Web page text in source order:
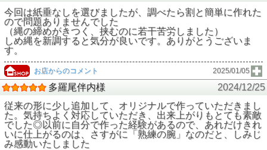
今回は紙垂なしを選びましたが、調べたら割と簡単に作れた
ので問題ありませんでした
（縄の締めがきつく、挟むのに若干苦労しました）
しめ縄を新調すると気分が良いです。ありがとうございま
す。
お店からのコメント 2025/01/05
多羅尾伴内様
2024/12/25
従来の形に少し追加して、オリジナルで作っていただきまし
た。気持ちよく対応していただき、出来上がりもとても素敵
でした◎以前に自分で作った経験があるので、あれだけきれ
いに仕上がるのは、さすがに「熟練の腕」なのだと、しみじ
み感動いたしました